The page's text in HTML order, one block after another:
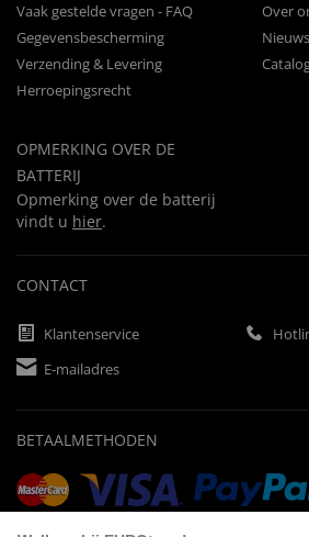
Vaak gestelde vragen - FAQ
Gegevensbescherming
Verzending & Levering
Herroepingsrecht
OPMERKING OVER DE
BATTERIJ
Opmerking over de batterij
vindt u hier.
Over
CONTACT
Klantenservice
E-mailadres
BETAALMETHODEN